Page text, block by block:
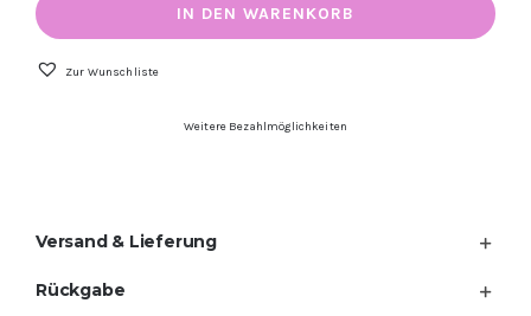
Gel-
IN DEN WARENKORB
Zur Wunschliste
Weitere Bezahlmöglichkeiten
Versand & Lieferung
Rückgabe